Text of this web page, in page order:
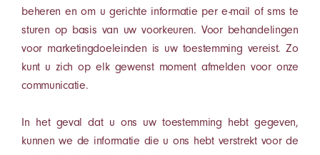
beheren en om u gerichte informatie per e-mail of sms te
sturen op basis van uw voorkeuren. Voor behandelingen
voor marketingdoeleinden is uw toestemming vereist. Zo
kunt u zich op elk gewenst moment afmelden voor onze
communicatie.
In het geval dat u ons uw toestemming hebt gegeven,
kunnen we de informatie die u ons hebt verstrekt voor de